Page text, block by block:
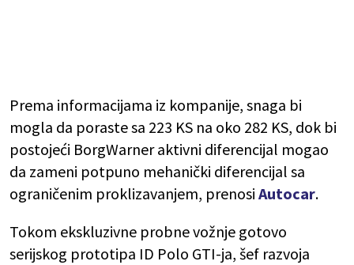
Prema informacijama iz kompanije, snaga bi
mogla da poraste sa 223 KS na oko 282 KS, dok bi
postojeći BorgWarner aktivni diferencijal mogao
da zameni potpuno mehanički diferencijal sa
ograničenim proklizavanjem, prenosi Autocar.
Tokom ekskluzivne probne vožnje gotovo
serijskog prototipa ID Polo GTI-ja, šef razvoja